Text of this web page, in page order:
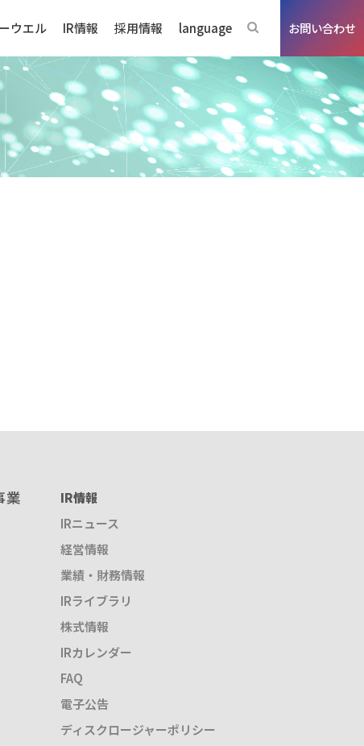
ウエル IR情報 採用情報 language お問い合わせ
業
IR情報
IRニュース
経営情報
業績・財務情報
IRライブラリ
株式情報
IRカレンダー
FAQ
電子公告
ディスクロージャーポリシー